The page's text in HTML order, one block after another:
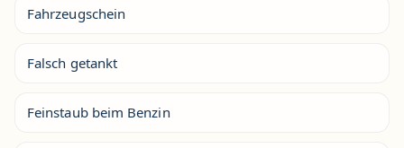
Fahrzeugschein
Falsch getankt
Feinstaub beim Benzin